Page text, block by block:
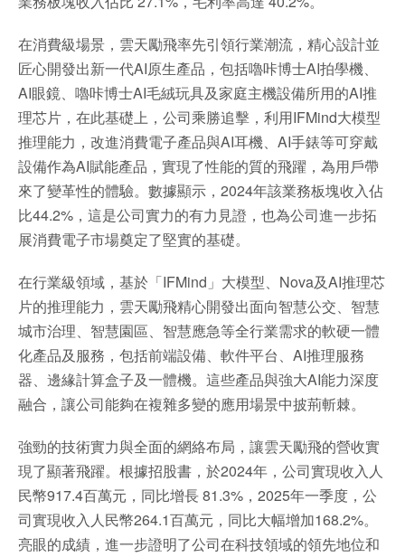
在消費級場景，雲天勵飛率先引領行業潮流，精心設計並
匠心開發出新一代AI原生產品，包括嚕咔博士AI拍學機、
AI眼鏡、嚕咔博士AI毛絨玩具及家庭主機設備所用的AI推
理芯片，在此基礎上，公司乘勝追擊，利用IFMind大模型
推理能力，改進消費電子產品與AI耳機、AI手錶等可穿戴
設備作為AI賦能產品，實現了性能的質的飛躍，為用戶帶
來了變革性的體驗。數據顯示，2024年該業務板塊收入佔
比44.2%，這是公司實力的有力見證，也為公司進一步拓
展消費電子市場奠定了堅實的基礎。
在行業級領域，基於「IFMind」大模型、Nova及AI推理芯
片的推理能力，雲天勵飛精心開發出面向智慧公交、智慧
城市治理、智慧園區、智慧應急等全行業需求的軟硬一體
化產品及服務，包括前端設備、軟件平台、AI推理服務
器、邊緣計算盒子及一體機。這些產品與強大AI能力深度
融合，讓公司能夠在複雜多變的應用場景中披荊斬棘。
強勁的技術實力與全面的網絡布局，讓雲天勵飛的營收實
現了顯著飛躍。根據招股書，於2024年，公司實現收入人
民幣917.4百萬元，同比增長 81.3%，2025年一季度，公
司實現收入人民幣264.1百萬元，同比大幅增加168.2%。
亮眼的成績，進一步證明了公司在科技領域的領先地位和